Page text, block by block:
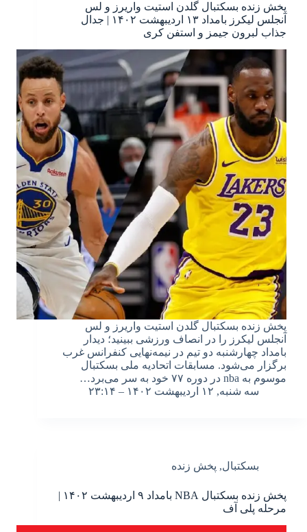
پخش زنده بسکتبال گلدن استیت واریرز و لس
آنجلس لیکرز بامداد ۱۳ اردیبهشت ۱۴۰۲ | جدال
جذاب لبرون جیمز و استفن کری
پخش زنده بسکتبال گلدن استیت واریرز و لس
آنجلس لیکرز را در انصاف ورزشی ببینید؛ دیدار
بامداد چهارشنبه دو تیم در نیمه‌نهایی کنفرانس غرب
برگزار می‌شود. مسابقات اتحادیه ملی بسکتبال
موسوم به nba در دوره ۷۷ خود به سر می‌برد…
سه شنبه, ۱۲ اردیبهشت ۱۴۰۲ – ۲۳:۱۴
بسکتبال, پخش زنده
پخش زنده بسکتبال NBA بامداد ۹ اردیبهشت ۱۴۰۲ |
مرحله پلی آف